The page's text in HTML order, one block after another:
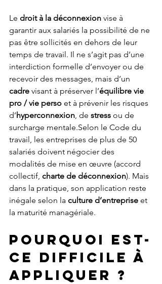
Le droit à la déconnexion vise à
garantir aux salariés la possibilité de ne
pas être sollicités en dehors de leur
temps de travail. Il ne s’agit pas d’une
interdiction formelle d’envoyer ou de
recevoir des messages, mais d’un
cadre visant à préserver l’équilibre vie
pro / vie perso et à prévenir les risques
d’hyperconnexion, de stress ou de
surcharge mentale.Selon le Code du
travail, les entreprises de plus de 50
salariés doivent négocier des
modalités de mise en œuvre (accord
collectif, charte de déconnexion). Mais
dans la pratique, son application reste
inégale selon la culture d’entreprise et
la maturité managériale.
POURQUOI EST-
CE DIFFICILE À
APPLIQUER ?